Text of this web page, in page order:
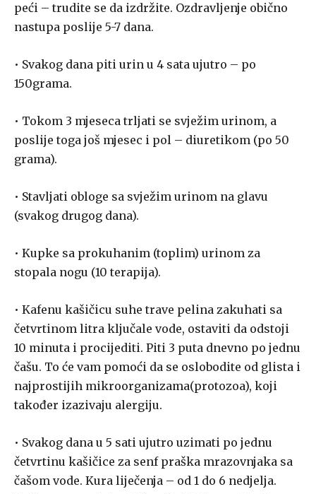
peći – trudite se da izdržite. Ozdravljenje obično
nastupa poslije 5-7 dana.
• Svakog dana piti urin u 4 sata ujutro – po
150grama.
• Tokom 3 mjeseca trljati se svježim urinom, a
poslije toga još mjesec i pol – diuretikom (po 50
grama).
• Stavljati obloge sa svježim urinom na glavu
(svakog drugog dana).
• Kupke sa prokuhanim (toplim) urinom za
stopala nogu (10 terapija).
• Kafenu kašičicu suhe trave pelina zakuhati sa
četvrtinom litra ključale vode, ostaviti da odstoji
10 minuta i procijediti. Piti 3 puta dnevno po jednu
čašu. To će vam pomoći da se oslobodite od glista i
najprostijih mikroorganizama(protozoa), koji
također izazivaju alergiju.
• Svakog dana u 5 sati ujutro uzimati po jednu
četvrtinu kašičice za senf praška mrazovnjaka sa
čašom vode. Kura liječenja – od 1 do 6 nedjelja.